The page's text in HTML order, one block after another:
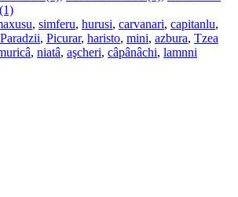
, simferu, hurusi, carvanari, capitanlu,
Paradzii, Picurar, haristo, mini, azbura, Tzea
, niatâ, aşcheri, câpânâchi, lamnni